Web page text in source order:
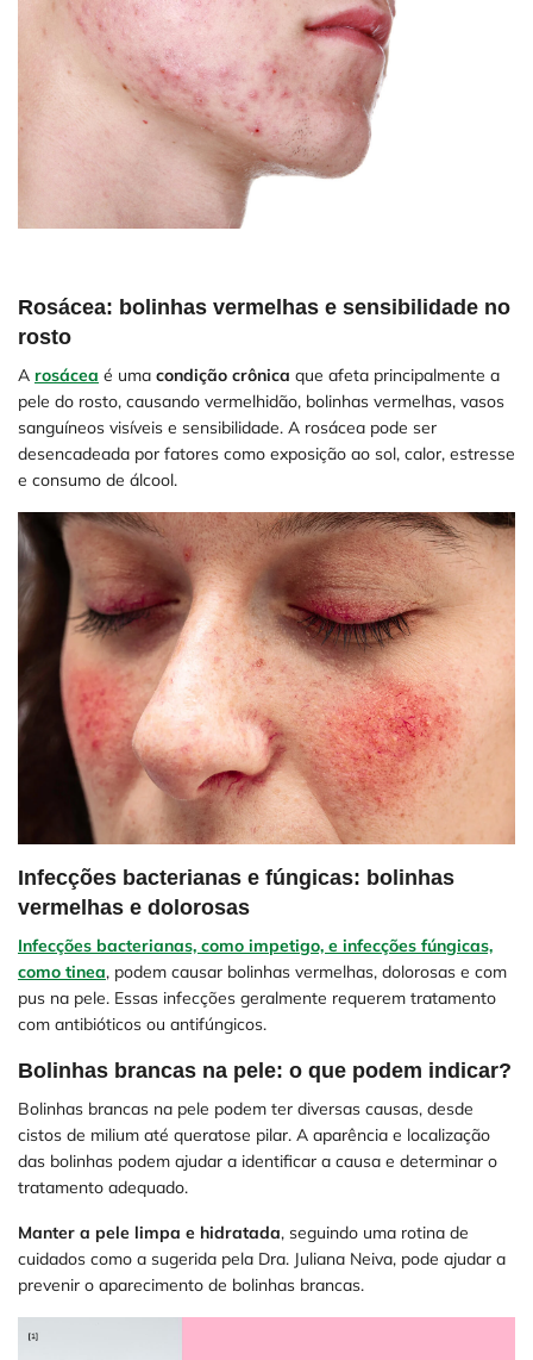
Rosácea: bolinhas vermelhas e sensibilidade no
rosto
A rosácea é uma condição crônica que afeta principalmente a
pele do rosto, causando vermelhidão, bolinhas vermelhas, vasos
sanguíneos visíveis e sensibilidade. A rosácea pode ser
desencadeada por fatores como exposição ao sol, calor, estresse
e consumo de álcool.
Infecções bacterianas e fúngicas: bolinhas
vermelhas e dolorosas
Infecções bacterianas, como impetigo, e infecções fúngicas,
como tinea, podem causar bolinhas vermelhas, dolorosas e com
pus na pele. Essas infecções geralmente requerem tratamento
com antibióticos ou antifúngicos.
Bolinhas brancas na pele: o que podem indicar?
Bolinhas brancas na pele podem ter diversas causas, desde
cistos de milium até queratose pilar. A aparência e localização
das bolinhas podem ajudar a identificar a causa e determinar o
tratamento adequado.
Manter a pele limpa e hidratada, seguindo uma rotina de
cuidados como a sugerida pela Dra. Juliana Neiva, pode ajudar a
prevenir o aparecimento de bolinhas brancas.